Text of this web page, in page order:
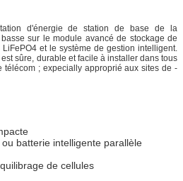
d'énergie de station de base de la
sur le module avancé de stockage de
et le système de gestion intelligent.
sûre, durable et facile à installer dans tous
télécom ; expecially approprié aux sites de -
batterie intelligente parallèle
de cellules